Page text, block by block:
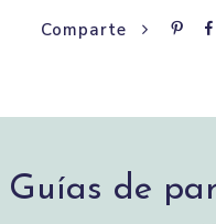
Comparte
Guías de